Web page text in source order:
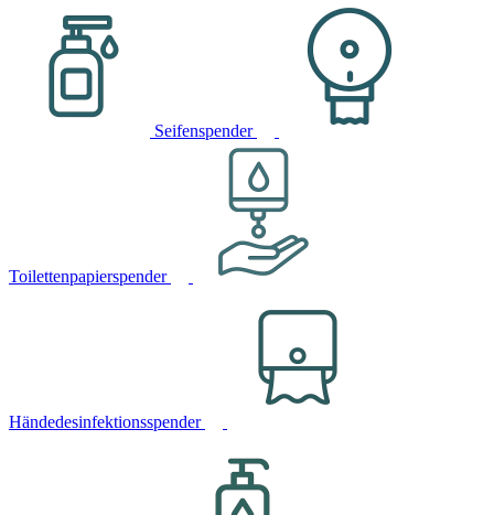
Seifenspender
Toilettenpapierspender
Händedesinfektionsspender